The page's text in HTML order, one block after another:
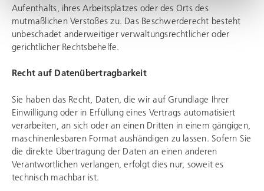
Aufenthalts, ihres Arbeitsplatzes oder des Orts des
mutmaßlichen Verstoßes zu. Das Beschwerderecht besteht
unbeschadet anderweitiger verwaltungsrechtlicher oder
gerichtlicher Rechtsbehelfe.
Recht auf Datenübertragbarkeit
Sie haben das Recht, Daten, die wir auf Grundlage Ihrer
Einwilligung oder in Erfüllung eines Vertrags automatisiert
verarbeiten, an sich oder an einen Dritten in einem gängigen,
maschinenlesbaren Format aushändigen zu lassen. Sofern Sie
die direkte Übertragung der Daten an einen anderen
Verantwortlichen verlangen, erfolgt dies nur, soweit es
technisch machbar ist.